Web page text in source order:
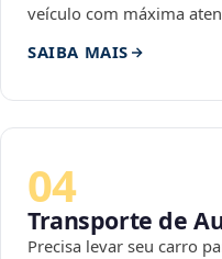
veículo com máxima
SAIBA MAIS
04
Transporte de
Precisa levar seu carro